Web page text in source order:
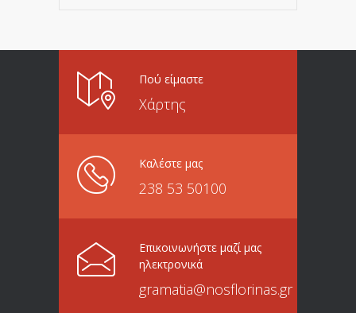
Πού είμαστε
Χάρτης
Καλέστε μας
238 53 50100
Επικοινωνήστε μαζί μας
ηλεκτρονικά
gramatia@nosflorinas.gr